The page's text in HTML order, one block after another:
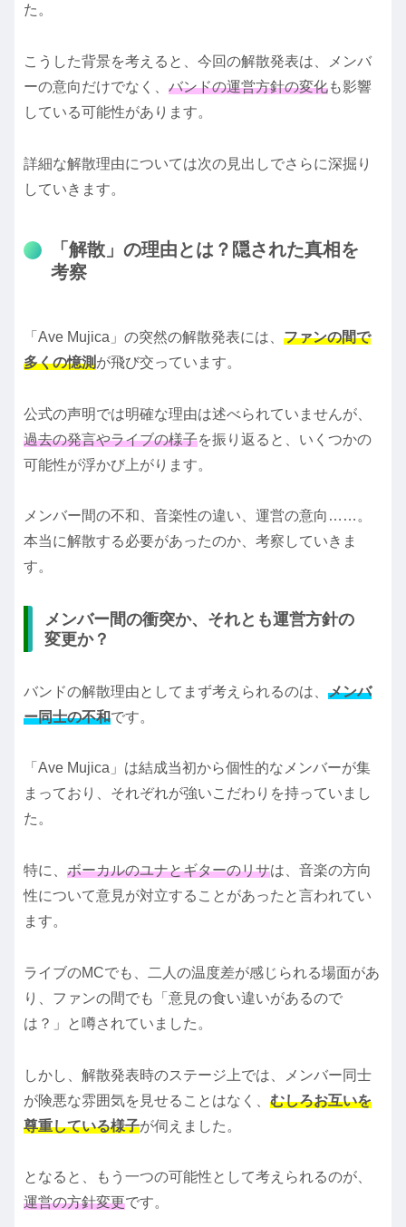
た。
こうした背景を考えると、今回の解散発表は、メンバ
ーの意向だけでなく、 バンドの運営方針の変化も影響
している可能性があります。
詳細な解散理由については次の見出しでさらに深掘り
していきます。
「解散」の理由とは？隠された真相を
考察
「Ave Mujica」の突然の解散発表には、 ファンの間で
多くの憶測が飛び交っています。
公式の声明では明確な理由は述べられていませんが、
過去の発言やライブの様子を振り返ると、いくつかの
可能性が浮かび上がります。
メンバー間の不和、音楽性の違い、運営の意向……。
本当に解散する必要があったのか、考察していきま
す。
メンバー間の衝突か、それとも運営方針の
変更か？
バンドの解散理由としてまず考えられるのは、 メンバ
ー同士の不和です。
「Ave Mujica」は結成当初から個性的なメンバーが集
まっており、それぞれが強いこだわりを持っていまし
た。
特に、 ボーカルのユナとギターのリサは、音楽の方向
性について意見が対立することがあったと言われてい
ます。
ライブのMCでも、二人の温度差が感じられる場面があ
り、ファンの間でも「意見の食い違いがあるので
は？」と噂されていました。
しかし、解散発表時のステージ上では、メンバー同士
が険悪な雰囲気を見せることはなく、 むしろお互いを
尊重している様子が伺えました。
となると、もう一つの可能性として考えられるのが、
運営の方針変更です。